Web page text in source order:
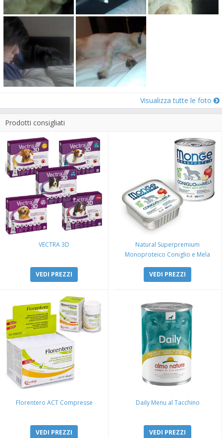
Visualizza tutte le foto
Prodotti consigliati
VECTRA 3D
VEDI PREZZI
Natural Superpremium
Monoproteico Coniglio e Mela
VEDI PREZZI
Florentero ACT Compresse
VEDI PREZZI
Daily Menu al Tacchino
VEDI PREZZI